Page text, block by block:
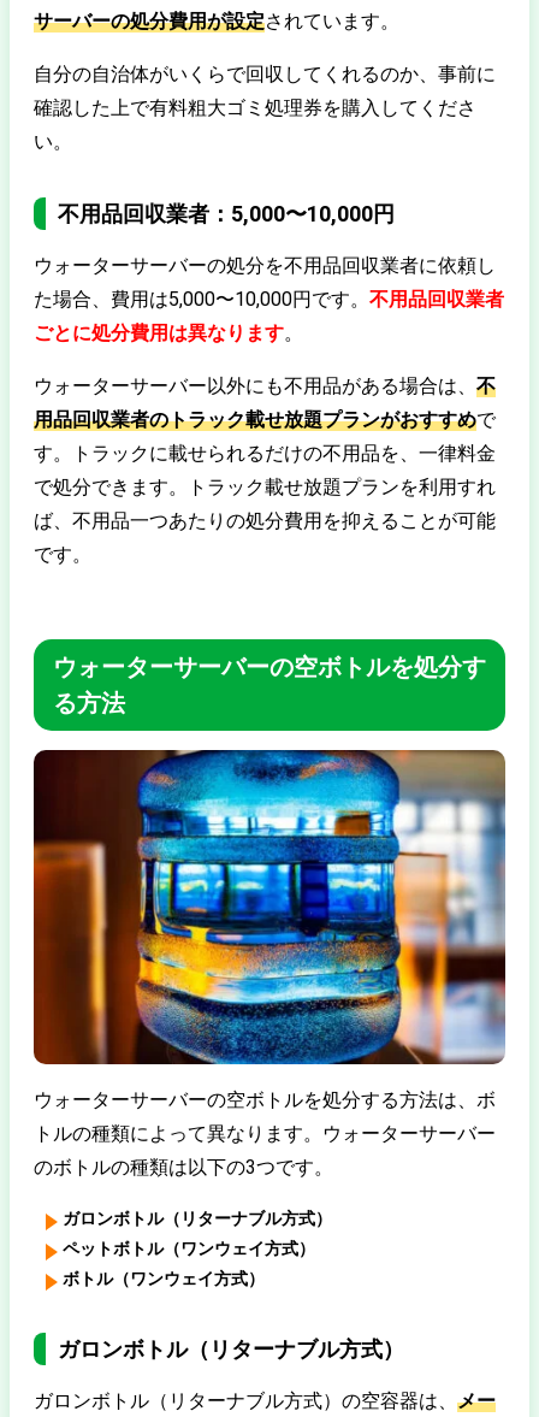
サーバーの処分費用が設定されています。
自分の自治体がいくらで回収してくれるのか、事前に
確認した上で有料粗大ゴミ処理券を購入してくださ
い。
不用品回収業者：5,000〜10,000円
ウォーターサーバーの処分を不用品回収業者に依頼し
た場合、費用は5,000〜10,000円です。 不用品回収業者
ごとに処分費用は異なります。
ウォーターサーバー以外にも不用品がある場合は、 不
用品回収業者のトラック載せ放題プランがおすすめで
す。トラックに載せられるだけの不用品を、一律料金
で処分できます。トラック載せ放題プランを利用すれ
ば、不用品一つあたりの処分費用を抑えることが可能
です。
ウォーターサーバーの空ボトルを処分す
る方法
ウォーターサーバーの空ボトルを処分する方法は、ボ
トルの種類によって異なります。ウォーターサーバー
のボトルの種類は以下の3つです。
ガロンボトル（リターナブル方式）
ペットボトル（ワンウェイ方式）
ボトル（ワンウェイ方式）
ガロンボトル（リターナブル方式）
ガロンボトル（リターナブル方式）の空容器は、 メー